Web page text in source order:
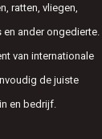
ratten, vliegen,
ander ongedierte.
van internationale
de juiste
en bedrijf.